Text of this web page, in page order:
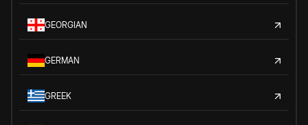
GEORGIAN
GERMAN
GREEK